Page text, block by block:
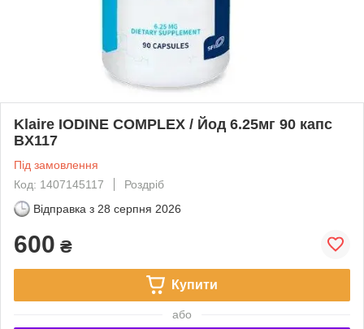
Klaire IODINE COMPLEX / Йод 6.25мг 90 капс
BX117
Під замовлення
Код: 1407145117
Роздріб
Відправка з 28 серпня 2026
600 ₴
Купити
або